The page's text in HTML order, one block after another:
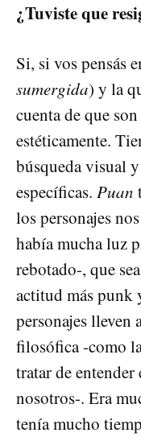
¿Tuviste que
Si, si vos pensás
sumergida) y la
cuenta de que
estéticamente.
búsqueda visual
específicas. Puan
los personajes
había mucha luz
rebotado-, que
actitud más punk
personajes lleven
filosófica -como
tratar de
nosotros-. Era
tenía mucho